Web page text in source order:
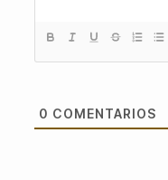
0 COMENTARIOS